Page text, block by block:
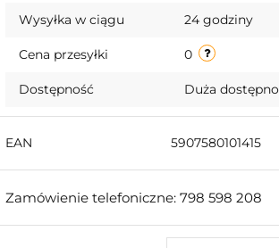
Wysyłka w ciągu 24 godziny
Cena przesyłki 0
Dostępność Duża
EAN 5907580101415
Zamówienie telefoniczne: 798 598 208